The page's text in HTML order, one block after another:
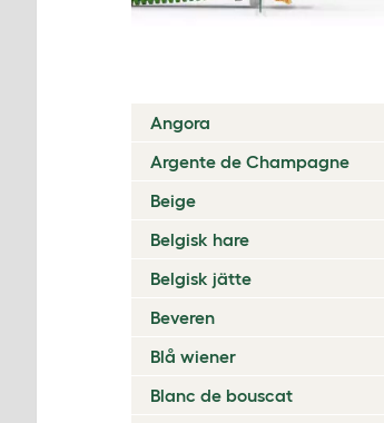
Angora
Argente de Champagne
Beige
Belgisk hare
Belgisk jätte
Beveren
Blå wiener
Blanc de bouscat